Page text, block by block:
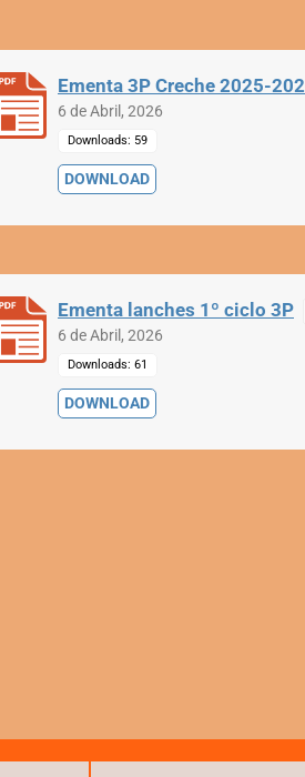
Ementa 3P Creche 2025-
6 de Abril, 2026
Downloads: 59
DOWNLOAD
Ementa lanches 1º ciclo 3P
6 de Abril, 2026
Downloads: 61
DOWNLOAD